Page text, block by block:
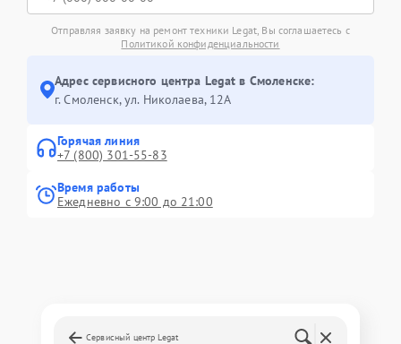
Отправляя заявку на ремонт техники Legat, Вы соглашаетесь с
Политикой конфиденциальности
Адрес сервисного центра Legat в Смоленске:
г. Смоленск, ул. Николаева, 12А
Горячая линия
+7 (800) 301-55-83
Время работы
Ежедневно с 9:00 до 21:00
Сервисный центр Legat